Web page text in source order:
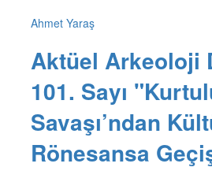
Ahmet Yaraş
Aktüel Arkeoloji
101. Sayı
Savaşı’ndan
Rönesansa